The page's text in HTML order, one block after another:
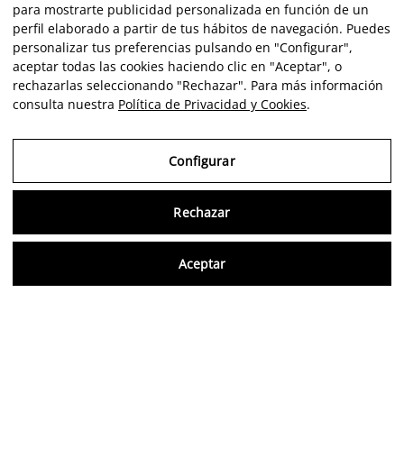
para mostrarte publicidad personalizada en función de un
perfil elaborado a partir de tus hábitos de navegación. Puedes
personalizar tus preferencias pulsando en "Configurar",
aceptar todas las cookies haciendo clic en "Aceptar", o
rechazarlas seleccionando "Rechazar". Para más información
consulta nuestra Política de Privacidad y Cookies.
Configurar
Rechazar
Aceptar